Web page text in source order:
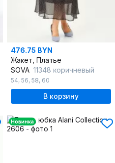
476.75 BYN
Жакет, Платье
SOVA 11348 коричневый
54, 56, 58, 60
В корзину
Новинка